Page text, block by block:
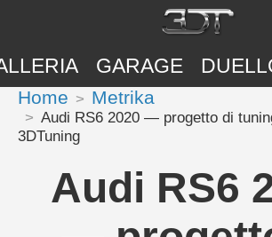
GARAGE
Home Metrika
Audi RS6 2020 — progetto di
3DTuning
Audi RS6